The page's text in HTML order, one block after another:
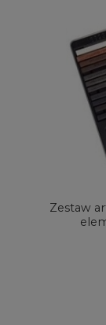
Zestaw